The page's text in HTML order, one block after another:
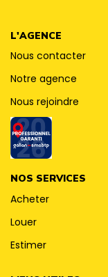
L'AGENCE
Nous contacter
Notre agence
Nous rejoindre
NOS SERVICES
Acheter
Louer
Estimer